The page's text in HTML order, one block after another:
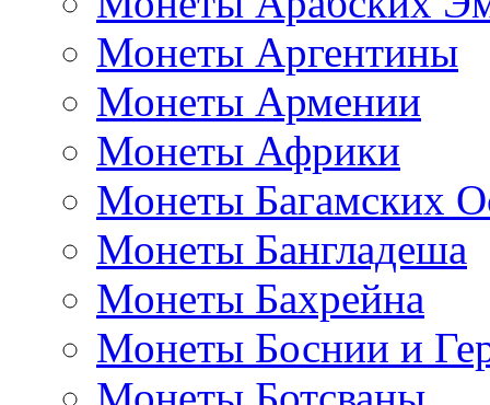
Монеты Аргентины
Монеты Армении
Монеты Африки
Монеты Багамских
Монеты Бангладеша
Монеты Бахрейна
Монеты Боснии и